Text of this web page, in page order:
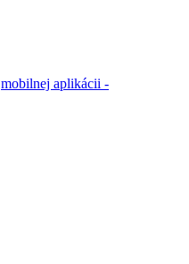
mobilnej aplikácii -